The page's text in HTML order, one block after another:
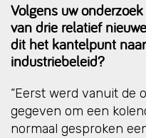
Volgens uw
van drie relatief
dit het kantelpunt
industriebeleid?
“Eerst werd vanuit de
gegeven om een
normaal gesproken